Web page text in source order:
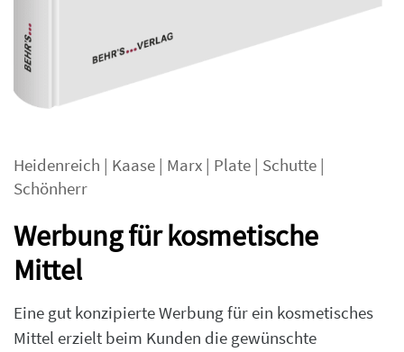
Heidenreich | Kaase | Marx | Plate | Schutte |
Schönherr
Werbung für kosmetische
Mittel
Eine gut konzipierte Werbung für ein kosmetisches
Mittel erzielt beim Kunden die gewünschte